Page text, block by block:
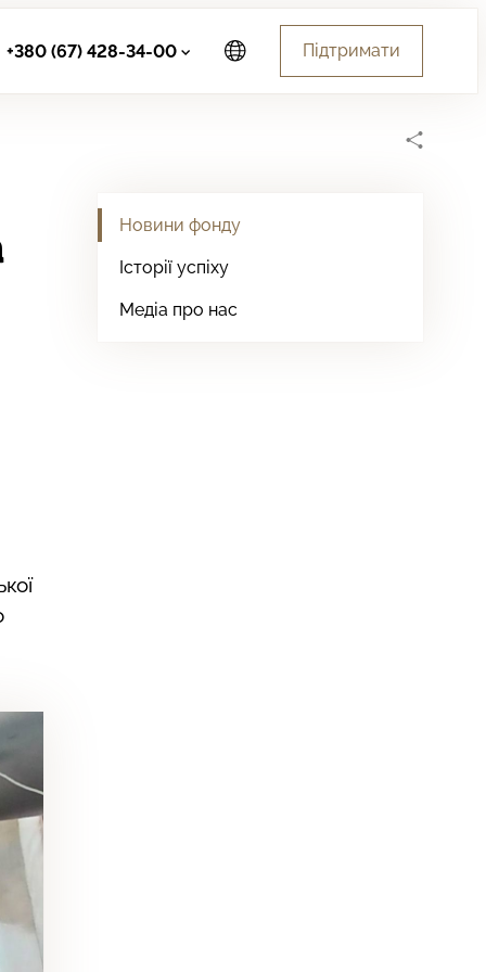
Підтримати
+380 (67) 428-34-00
Новини фонду
Історії успіху
Медіа про нас